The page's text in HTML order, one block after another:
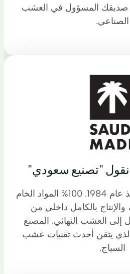
صديقك المسؤول في العشب
الصناعي.
"تصنيع سعودي"
من قلب المملكة و منذ عام 1984. 100% المواد الخام
بالكامل داخلي من
إلى العشب النهائي. المصنع
يتقن أحدث تقنيات عشب
السياج.